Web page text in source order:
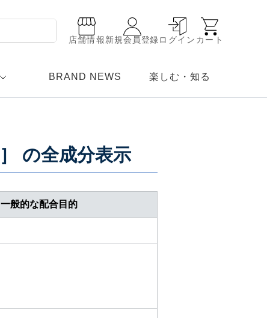
店舗情報新規会員登録ログイン カート
BRAND NEWS 楽しむ・知る
の全成分表示
一般的な配合目的